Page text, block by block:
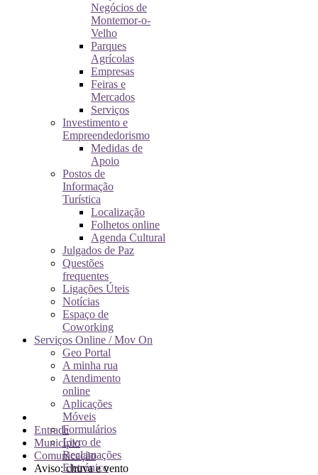
Negócios de
Montemor-o-
Velho
Parques
Agrícolas
Empresas
Feiras e
Mercados
Serviços
Investimento e
Empreendedorismo
Medidas de
Apoio
Postos de
Informação
Turística
Localização
Folhetos online
Agenda Cultural
Julgados de Paz
Questões
frequentes
Ligações Úteis
Notícias
Espaço de
Coworking
Serviços Online / Mov On
Geo Portal
A minha rua
Atendimento
online
Aplicações
Móveis
Formulários
Livro de
Reclamações
Eletrónico
Entrada
Município
Comunicação
Aviso: chuva e vento